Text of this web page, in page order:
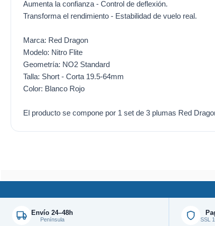
Aumenta la confianza - Control de deflexión.
Transforma el rendimiento - Estabilidad de vuelo real.
Marca: Red Dragon
Modelo: Nitro Flite
Geometría: NO2 Standard
Talla: Short - Corta 19.5-64mm
Color: Blanco Rojo
El producto se compone por 1 set de 3 plumas Red
Envío 24–48h
Península SSL